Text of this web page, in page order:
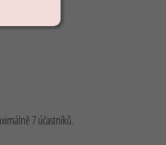
7 účastníků.